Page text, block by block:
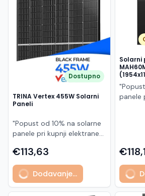
Dostupno
TRINA Vertex 455W Solarni
Paneli
"Popust od 10% na solarne
panele pri kupnji elektrane
Model TSM-455NEG9R.28
predstavlja napredni
glass/glass N-type solarni
modul s visokom
učinkovitošću, dugim
€113,63
Dodavanje...
Solarni
panele
500 W
type